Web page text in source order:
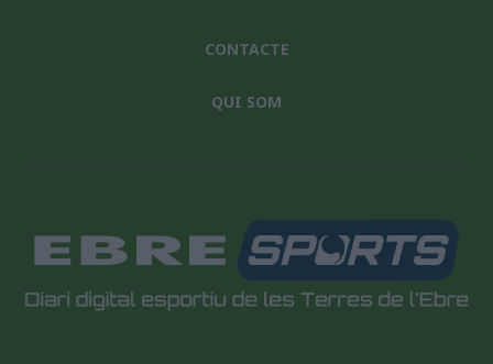
CONTACTE
QUI SOM